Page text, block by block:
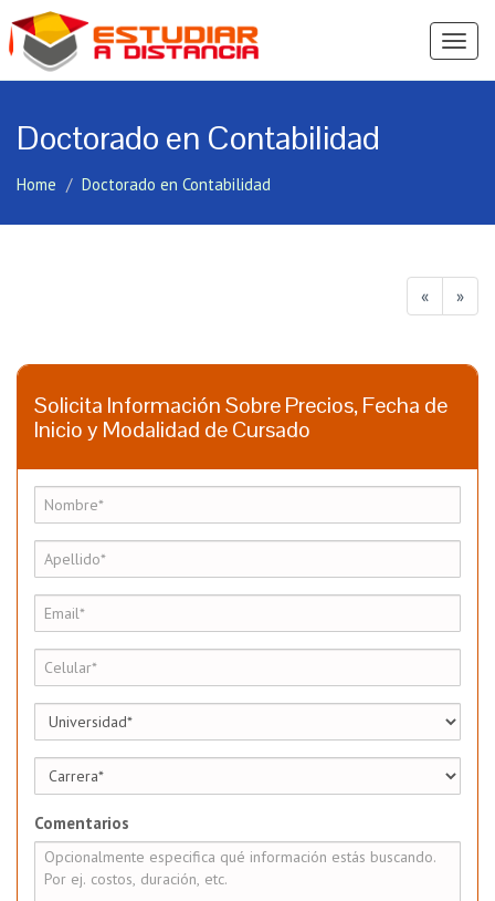
Ver
Doctorado en Contabilidad
Home Doctorado en Contabilidad
« »
Solicita Información Sobre Precios, Fecha de
Inicio y Modalidad de Cursado
Comentarios